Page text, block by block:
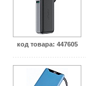
код товара: 447605